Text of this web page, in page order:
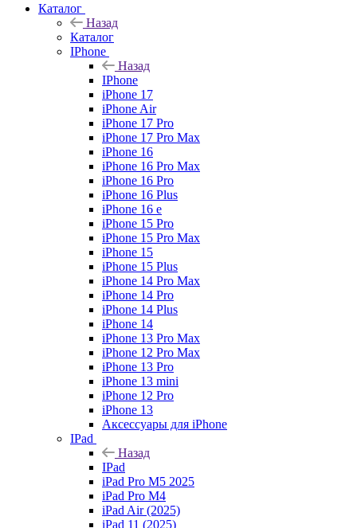
Каталог
Назад
Каталог
IPhone
Назад
IPhone
iPhone 17
iPhone Air
iPhone 17 Pro
iPhone 17 Pro Max
iPhone 16
iPhone 16 Pro Max
iPhone 16 Pro
iPhone 16 Plus
iPhone 16 e
iPhone 15 Pro
iPhone 15 Pro Max
iPhone 15
iPhone 15 Plus
iPhone 14 Pro Max
iPhone 14 Pro
iPhone 14 Plus
iPhone 14
iPhone 13 Pro Max
iPhone 12 Pro Max
iPhone 13 Pro
iPhone 13 mini
iPhone 12 Pro
iPhone 13
Аксессуары для iPhone
IPad
Назад
IPad
iPad Pro M5 2025
iPad Pro M4
iPad Air (2025)
iPad 11 (2025)